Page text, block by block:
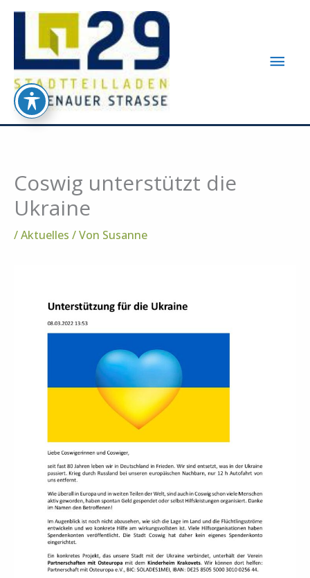
Zum
Coswig unterstützt die
Ukraine
/Aktuelles / Von Susanne